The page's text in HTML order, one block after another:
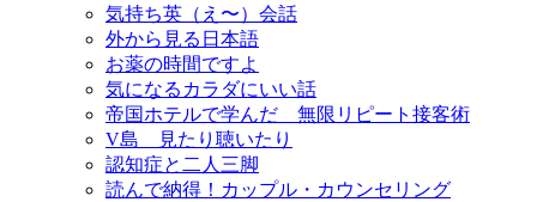
気持ち英（え〜）会話
外から見る日本語
お薬の時間ですよ
気になるカラダにいい話
帝国ホテルで学んだ 無限リピート接客術
V島 見たり聴いたり
認知症と二人三脚
読んで納得！カップル・カウンセリング